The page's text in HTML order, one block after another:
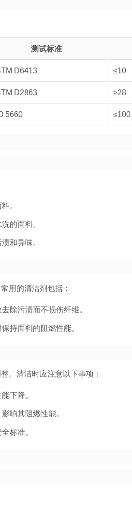
测试标准
D6413 ≤10
D2863 ≥28
5660 ≤100
。
的面料。
和异味。
用的清洁剂包括：
除污渍而不损伤纤维。
持面料的阻燃性能。
。清洁时应注意以下事项：
下降。
响其阻燃性能。
标准。